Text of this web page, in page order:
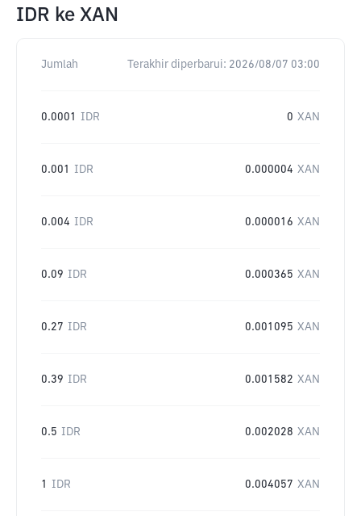
IDR ke XAN
Jumlah Terakhir diperbarui: 2026/08/07 03:00
0.0001 IDR 0 XAN
0.001 IDR 0.000004 XAN
0.004 IDR 0.000016 XAN
0.09 IDR 0.000365 XAN
0.27 IDR 0.001095 XAN
0.39 IDR 0.001582 XAN
0.5 IDR 0.002028 XAN
1 IDR 0.004057 XAN